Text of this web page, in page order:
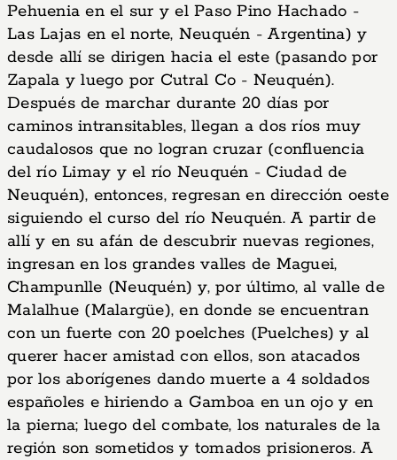
Pehuenia en el sur y el Paso Pino Hachado -
Las Lajas en el norte, Neuquén - Argentina) y
desde allí se dirigen hacia el este (pasando por
Zapala y luego por Cutral Co - Neuquén).
Después de marchar durante 20 días por
caminos intransitables, llegan a dos ríos muy
caudalosos que no logran cruzar (confluencia
del río Limay y el río Neuquén - Ciudad de
Neuquén), entonces, regresan en dirección oeste
siguiendo el curso del río Neuquén. A partir de
allí y en su afán de descubrir nuevas regiones,
ingresan en los grandes valles de Maguei,
Champunlle (Neuquén) y, por último, al valle de
Malalhue (Malargüe), en donde se encuentran
con un fuerte con 20 poelches (Puelches) y al
querer hacer amistad con ellos, son atacados
por los aborígenes dando muerte a 4 soldados
españoles e hiriendo a Gamboa en un ojo y en
la pierna; luego del combate, los naturales de la
región son sometidos y tomados prisioneros. A